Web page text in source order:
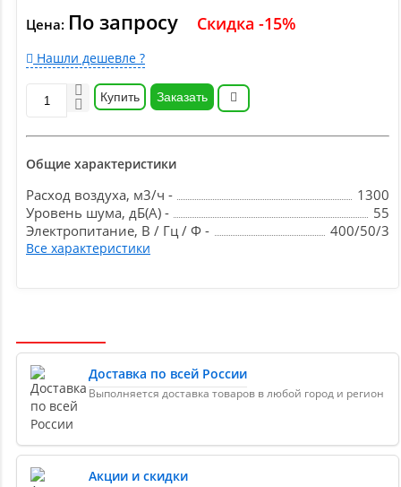
Цена: По запросу Скидка -15%
Нашли дешевле ?
Купить Заказать
Общие характеристики
Расход воздуха, м3/ч -
1300
Уровень шума, дБ(А) -
55
Электропитание, В / Гц / Ф -
400/50/3
Все характеристики
Доставка по всей России
Выполняется доставка товаров в любой город и регион
Акции и скидки